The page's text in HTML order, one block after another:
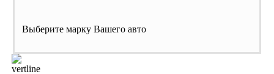
Выберите марку Вашего авто